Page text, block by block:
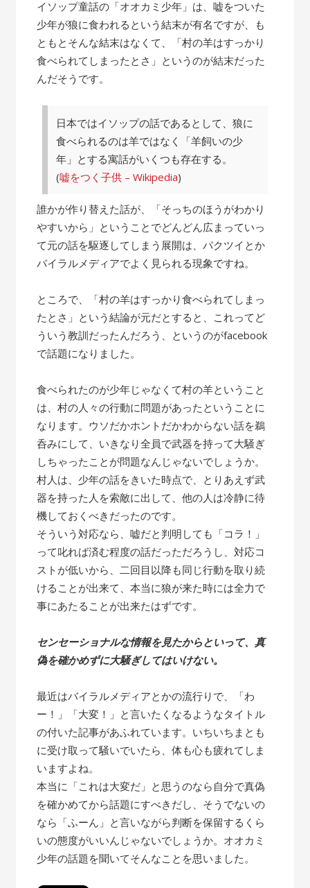
話”
イソップ童話の「オオカミ少年」は、嘘をついた
少年が狼に食われるという結末が有名ですが、も
ともとそんな結末はなくて、「村の羊はすっかり
食べられてしまったとさ」というのが結末だった
んだそうです。
日本ではイソップの話であるとして、狼に
食べられるのは羊ではなく「羊飼いの少
年」とする寓話がいくつも存在する。
(嘘をつく子供 – Wikipedia)
誰かが作り替えた話が、「そっちのほうがわかり
やすいから」ということでどんどん広まっていっ
て元の話を駆逐してしまう展開は、パクツイとか
バイラルメディアでよく見られる現象ですね。
ところで、「村の羊はすっかり食べられてしまっ
たとさ」という結論が元だとすると、これってど
ういう教訓だったんだろう、というのがfacebook
で話題になりました。
食べられたのが少年じゃなくて村の羊ということ
は、村の人々の行動に問題があったということに
なります。ウソだかホントだかわからない話を鵜
呑みにして、いきなり全員で武器を持って大騒ぎ
しちゃったことが問題なんじゃないでしょうか。
村人は、少年の話をきいた時点で、とりあえず武
器を持った人を索敵に出して、他の人は冷静に待
機しておくべきだったのです。
そういう対応なら、嘘だと判明しても「コラ！」
って叱れば済む程度の話だっただろうし、対応コ
ストが低いから、二回目以降も同じ行動を取り続
けることが出来て、本当に狼が来た時には全力で
事にあたることが出来たはずです。
センセーショナルな情報を見たからといって、真
偽を確かめずに大騒ぎしてはいけない。
最近はバイラルメディアとかの流行りで、「わ
ー！」「大変！」と言いたくなるようなタイトル
の付いた記事があふれています。いちいちまとも
に受け取って騒いでいたら、体も心も疲れてしま
いますよね。
本当に「これは大変だ」と思うのなら自分で真偽
を確かめてから話題にすべきだし、そうでないの
なら「ふーん」と言いながら判断を保留するくら
いの態度がいいんじゃないでしょうか。オオカミ
少年の話題を聞いてそんなことを思いました。